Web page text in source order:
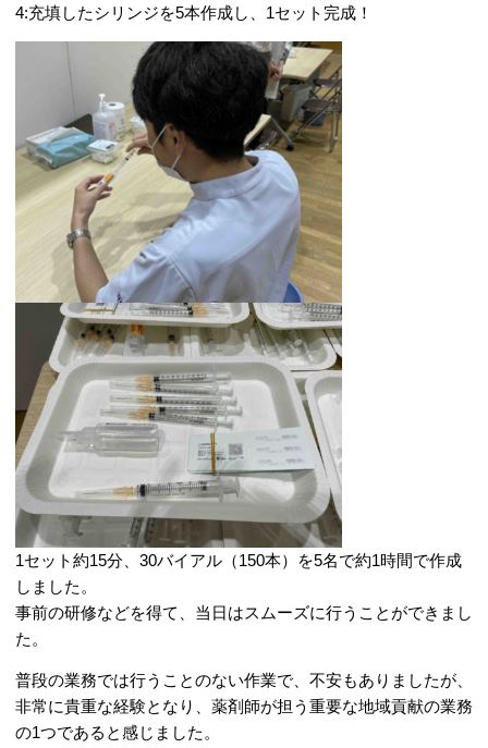
4:充填したシリンジを5本作成し、1セット完成！
1セット約15分、30バイアル（150本）を5名で約1時間で作成
しました。
事前の研修などを得て、当日はスムーズに行うことができまし
た。
普段の業務では行うことのない作業で、不安もありましたが、
非常に貴重な経験となり、薬剤師が担う重要な地域貢献の業務
の1つであると感じました。